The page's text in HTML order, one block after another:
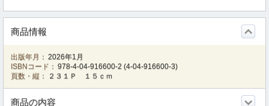
商品情報
出版年月： 2026年1月
ISBNコード： 978-4-04-916600-2 (4-04-916600-3)
頁数・縦：
２３１Ｐ １５ｃｍ
商品の内容